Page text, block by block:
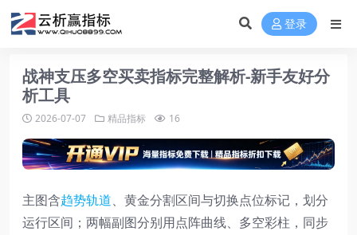
登录
战神支压多空买卖指标完整解析-新手友好分
析工具
2026-07-07 精品指标 16
主图含趋势轨道、黄金分割区间与切换点位标记，划分
运行区间；两幅副图分别用点阵曲线、多空彩柱，同步